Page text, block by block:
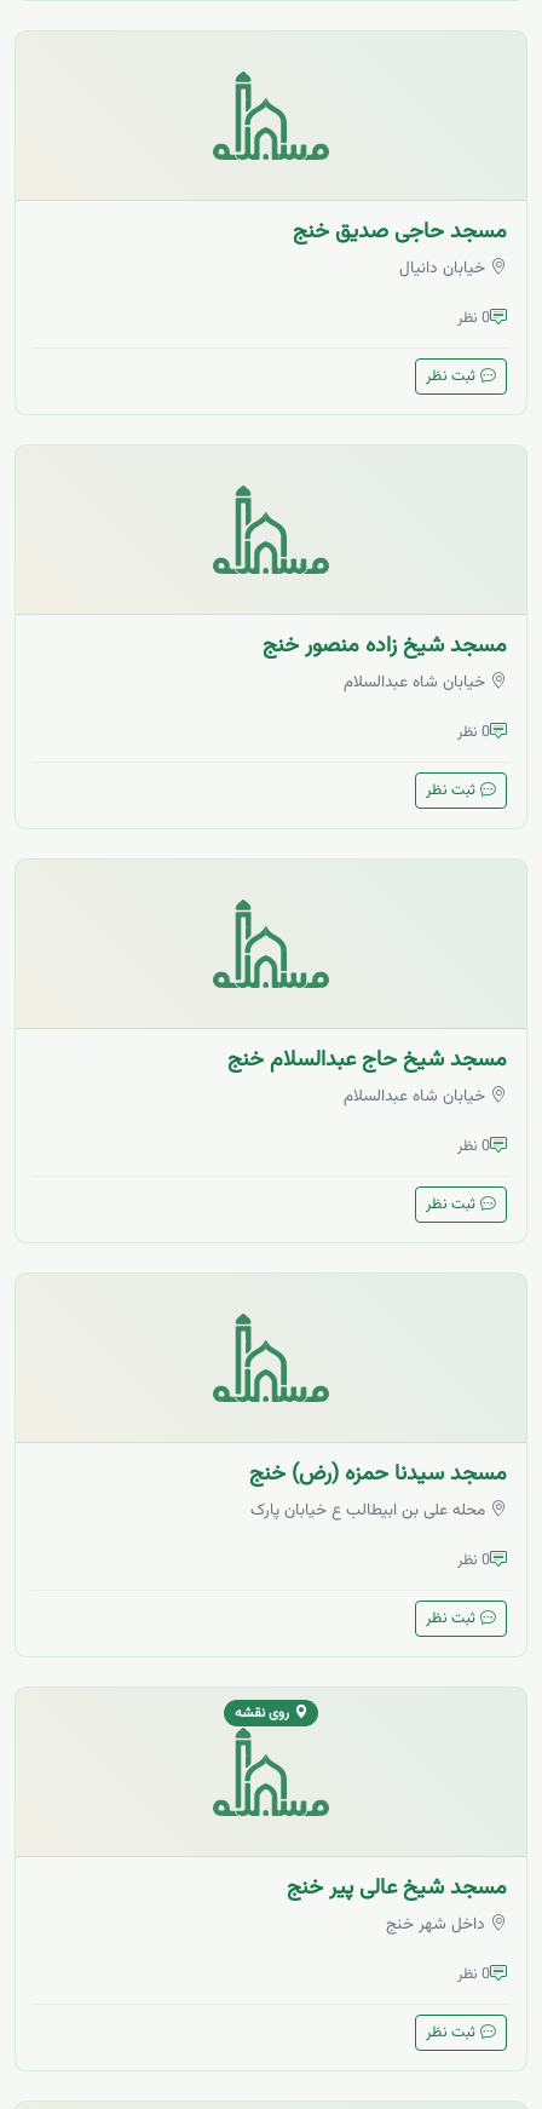
مسجد حاجی صدیق خنج
خیابان دانیال
0 نظر
ثبت نظر
مسجد شیخ زاده منصور خنج
خیابان شاه عبدالسلام
0 نظر
ثبت نظر
مسجد شیخ حاج عبدالسلام خنج
خیابان شاه عبدالسلام
0 نظر
ثبت نظر
مسجد سیدنا حمزه (رض) خنج
محله علی بن ابیطالب ع خیابان پارک
0 نظر
ثبت نظر
روی نقشه
مسجد شیخ عالی پیر خنج
داخل شهر خنج
0 نظر
ثبت نظر